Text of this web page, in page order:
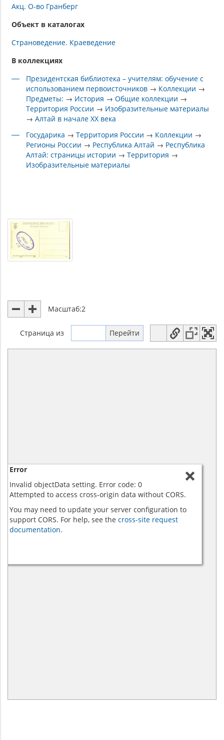
Акц. О-во Гранберг
Объект в каталогах
Страноведение. Краеведение
В коллекциях
Президентская библиотека – учителям: обучение с
использованием первоисточников → Коллекции →
Предметы: → История →Общие коллекции →
Территория России → Изобразительные материалы
→Алтай в начале XX века
Государика →Территория России → Коллекции →
Регионы России → Республика Алтай → Республика
Алтай: страницы истории →Территория →
Изобразительные материалы
Масштаб:2
Страница из
Error
Invalid objectData setting. Error code: 0
Attempted to access cross-origin data without CORS.
You may need to update your server configuration to
support CORS. For help, see the cross-site request
documentation.